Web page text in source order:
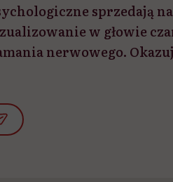
sprzedają
w głowie
nerwowego.